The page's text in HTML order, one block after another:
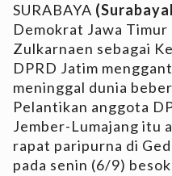
SURABAYA
Demokrat Jawa Timur
Zulkarnaen sebagai
DPRD Jatim
meninggal dunia
Pelantikan anggota
Jember-Lumajang itu
rapat paripurna di
pada senin (6/9)